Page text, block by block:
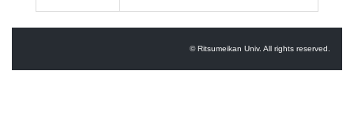
© Ritsumeikan Univ. All rights reserved.